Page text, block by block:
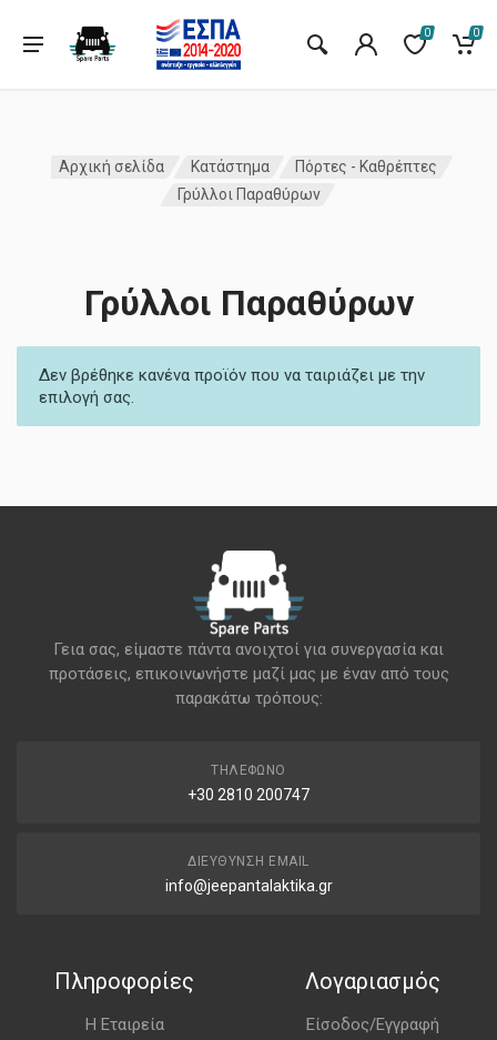
0 0
Αρχική σελίδα Κατάστημα
Πόρτες - Καθρέπτες
Γρύλλοι Παραθύρων
Γρύλλοι Παραθύρων
Δεν βρέθηκε κανένα προϊόν που να ταιριάζει με την
επιλογή σας.
Γεια σας, είμαστε πάντα ανοιχτοί για συνεργασία και
προτάσεις, επικοινωνήστε μαζί μας με έναν από τους
παρακάτω τρόπους:
ΤΗΛΈΦΩΝΟ
+30 2810 200747
ΔΙΕΎΘΥΝΣΗ EMAIL
info@jeepantalaktika.gr
Πληροφορίες
Η Εταιρεία
Λογαριασμός
Είσοδος/Εγγραφή